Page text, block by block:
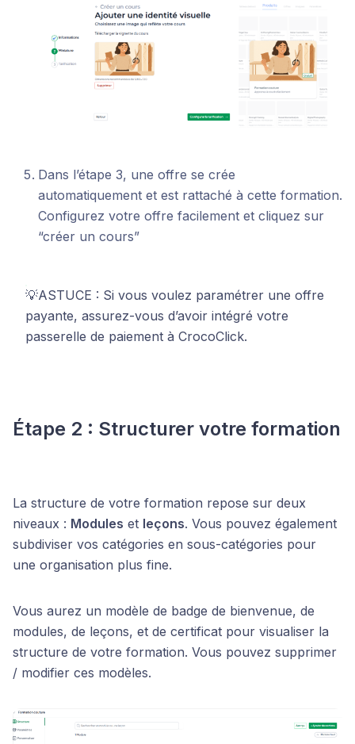
Dans l’étape 3, une offre se crée
automatiquement et est rattaché à cette formation.
Configurez votre offre facilement et cliquez sur
“créer un cours”
💡ASTUCE : Si vous voulez paramétrer une offre
payante, assurez-vous d’avoir intégré votre
passerelle de paiement à CrocoClick.
Étape 2 : Structurer votre formation
La structure de votre formation repose sur deux
niveaux : Modules et leçons. Vous pouvez également
subdiviser vos catégories en sous-catégories pour
une organisation plus fine.
Vous aurez un modèle de badge de bienvenue, de
modules, de leçons, et de certificat pour visualiser la
structure de votre formation. Vous pouvez supprimer
/ modifier ces modèles.